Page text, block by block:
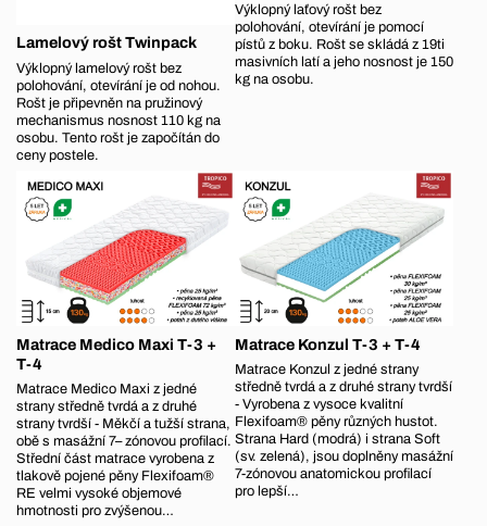
Lamelový rošt Twinpack
Výklopný lamelový rošt bez
polohování, otevírání je od nohou.
Rošt je připevněn na pružinový
mechanismus nosnost 110 kg na
osobu. Tento rošt je započítán do
ceny postele.
Výklopný laťový rošt bez
polohování, otevírání je pomocí
pístů z boku. Rošt se skládá z 19ti
masivních latí a jeho nosnost je 150
kg na osobu.
Matrace Medico Maxi T-3 +
T-4
Matrace Medico Maxi z jedné
strany středně tvrdá a z druhé
strany tvrdší - Měkčí a tužší strana,
obě s masážní 7– zónovou profilací.
Střední část matrace vyrobena z
tlakově pojené pěny Flexifoam®
RE velmi vysoké objemové
hmotnosti pro zvýšenou…
Matrace Konzul T-3 + T-4
Matrace Konzul z jedné strany
středně tvrdá a z druhé strany tvrdší
- Vyrobena z vysoce kvalitní
Flexifoam® pěny různých hustot.
Strana Hard (modrá) i strana Soft
(sv. zelená), jsou doplněny masážní
7-zónovou anatomickou profilací
pro lepší…